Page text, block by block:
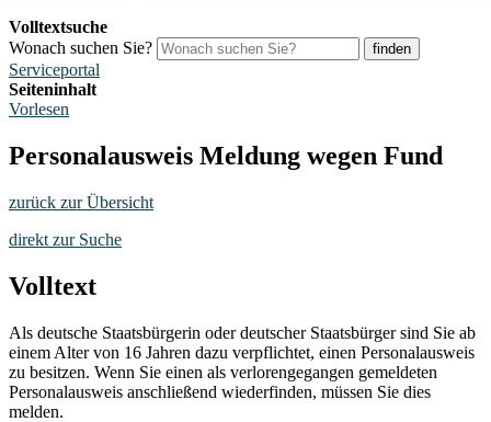
Volltextsuche
Wonach suchen Sie?
finden
Serviceportal
Seiteninhalt
Vorlesen
Personalausweis Meldung wegen Fund
zurück zur Übersicht
direkt zur Suche
Volltext
Als deutsche Staatsbürgerin oder deutscher Staatsbürger sind Sie ab
einem Alter von 16 Jahren dazu verpflichtet, einen Personalausweis
zu besitzen. Wenn Sie einen als verlorengegangen gemeldeten
Personalausweis anschließend wiederfinden, müssen Sie dies
melden.